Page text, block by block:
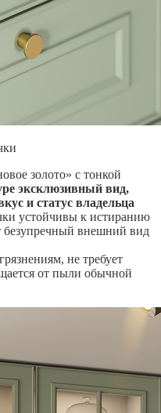
золото» с тонкой
эксклюзивный вид,
и статус владельца
устойчивы к истиранию
безупречный внешний вид
не требует
от пыли обычной